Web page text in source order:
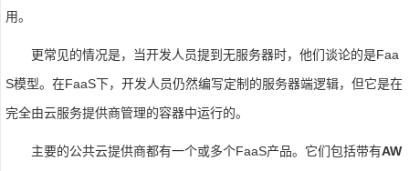
用。
更常见的情况是，当开发人员提到无服务器时，他们谈论的是Faa
S模型。在FaaS下，开发人员仍然编写定制的服务器端逻辑，但它是在
完全由云服务提供商管理的容器中运行的。
主要的公共云提供商都有一个或多个FaaS产品。它们包括带有AW